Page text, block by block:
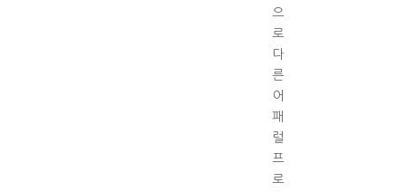
으
로
다
른
어
패
럴
프
로